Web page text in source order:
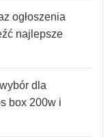
ogłoszenia
najlepsze
dla
box 200w i